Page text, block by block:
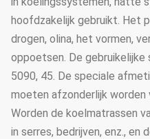
hoofdzakelijk gebruikt. Het
drogen, olina, het vormen,
oppoetsen. De
5090, 45. De speciale
moeten afzonderlijk
Worden de koelmatrassen
in serres, bedrijven, enz., en